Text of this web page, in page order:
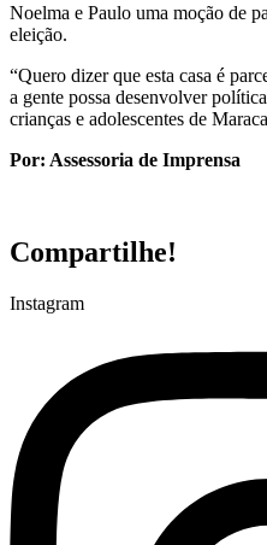
Noelma e Paulo uma moção de
eleição.
“Quero dizer que esta casa é
a gente possa desenvolver
crianças e adolescentes de
Por: Assessoria de Imprensa
Compartilhe!
Instagram